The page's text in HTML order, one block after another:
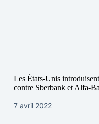
Les États-Unis
contre Sberbank et Alfa-
7 avril 2022